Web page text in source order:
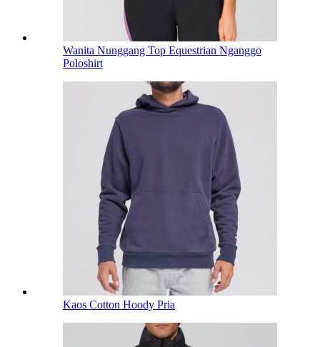
Wanita Nunggang Top Equestrian Nganggo
Poloshirt
Kaos Cotton Hoody Pria